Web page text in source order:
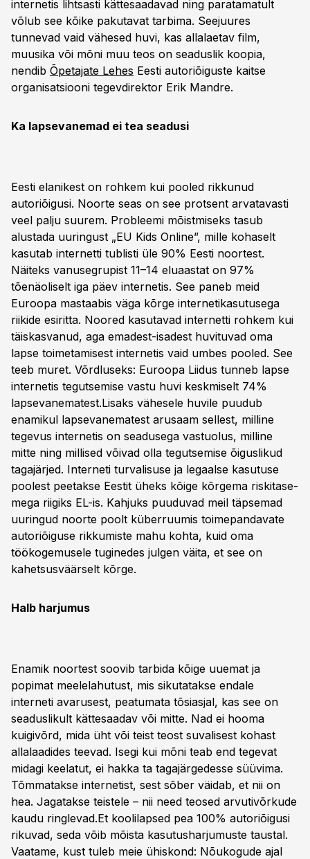
internetis lihtsasti kättesaadavad ning paratamatult
võlub see kõike pakutavat tarbima. Seejuures
tunnevad vaid vähesed huvi, kas allalaetav film,
muusika või mõni muu teos on seaduslik koopia,
nendib Õpetajate Lehes Eesti autoriõiguste kaitse
organisatsiooni tegevdirektor Erik Mandre.
Ka lapsevanemad ei tea seadusi
Eesti elanikest on rohkem kui pooled rikkunud
autoriõigusi. Noorte seas on see protsent arvatavasti
veel palju suurem. Probleemi mõistmiseks tasub
alustada uuringust „EU Kids Online”, mille kohaselt
kasutab internetti tublisti üle 90% Eesti noortest.
Näiteks vanusegrupist 11–14 eluaastat on 97%
tõenäoliselt iga päev internetis. See paneb meid
Euroopa mastaabis väga kõrge internetikasutusega
riikide esiritta. Noored kasutavad internetti rohkem kui
täiskasvanud, aga emadest-isadest huvituvad oma
lapse toimetamisest internetis vaid umbes pooled. See
teeb muret. Võrdluseks: Euroopa Liidus tunneb lapse
internetis tegutsemise vastu huvi keskmiselt 74%
lapsevanematest.Lisaks vähesele huvile puudub
enamikul lapsevanematest arusaam sellest, milline
tegevus internetis on seadusega vastuolus, milline
mitte ning millised võivad olla tegutsemise õiguslikud
tagajärjed. Interneti turva­lisuse ja legaalse kasutuse
poolest peetakse Eestit üheks kõige kõrgema riskitase­
mega riigiks EL-is. Kahjuks puuduvad meil täpsemad
uuringud noorte poolt küberruumis toimepandavate
autoriõiguse rikkumiste mahu kohta, kuid oma
töökogemusele tuginedes julgen väita, et see on
kahetsusväärselt kõrge.
Halb harjumus
Enamik noortest soovib tarbida kõige uuemat ja
popimat meelelahutust, mis sikutatakse endale
interneti avarusest, peatumata tõsiasjal, kas see on
seaduslikult kättesaadav või mitte. Nad ei hooma
kuigivõrd, mida üht või teist teost suvalisest kohast
allalaadides teevad. Isegi kui mõni teab end tegevat
midagi keelatut, ei hakka ta tagajärgedesse süüvima.
Tõmmatakse internetist, sest sõber väidab, et nii on
hea. Jagatakse teistele – nii need teosed arvutivõrkude
kaudu ringlevad.Et koolilapsed pea 100% autoriõigu­si
rikuvad, seda võib mõista kasutusharjumuste taustal.
Vaatame, kust tuleb meie ühiskond: Nõukogude ajal